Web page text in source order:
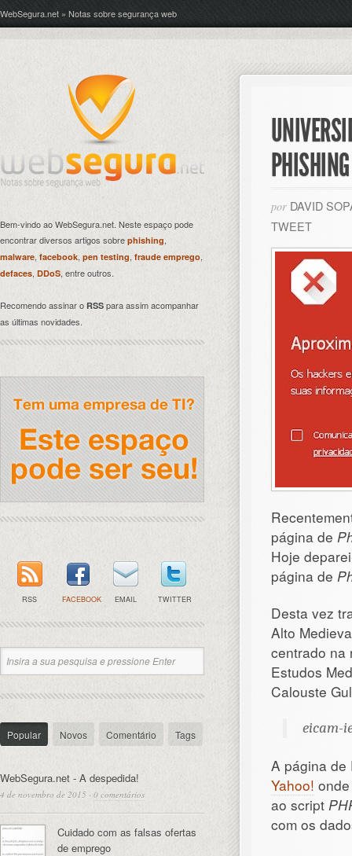
WebSegura.net » Notas sobre segurança web
PHISHING
por DAVID
TWEET
página de
Hoje
página de
Desta vez
Alto
centrado na
Estudos
Calouste
eicam-
A página de
Yahoo!
ao script
com os
Bem-vindo ao WebSegura.net. Neste espaço pode
encontrar diversos artigos sobre phishing,
malware, facebook, pen testing fraude emprego,
defaces, DDoS, entre outros.
Recomendo assinar o RSS para assim acompanhar
as últimas novidades.
RSS FACEBOOK EMAIL TWITTER
Popular Novos Comentário Tags
WebSegura.net - A despedida!
4 de novembro de 2015 · 0 comentários
Cuidado com as falsas ofertas
de emprego